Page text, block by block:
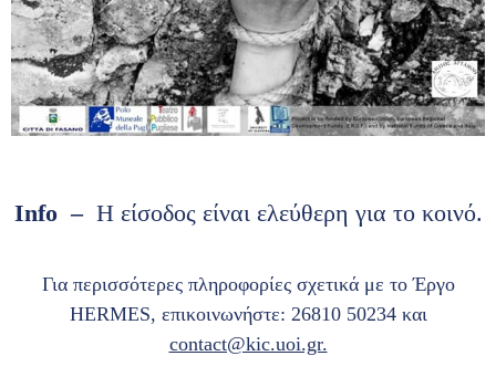
Info – Η είσοδος είναι ελεύθερη για το κοινό.
Για περισσότερες πληροφορίες σχετικά με το Έργο
HERMES, επικοινωνήστε: 26810 50234 και
contact@kic.uoi.gr.